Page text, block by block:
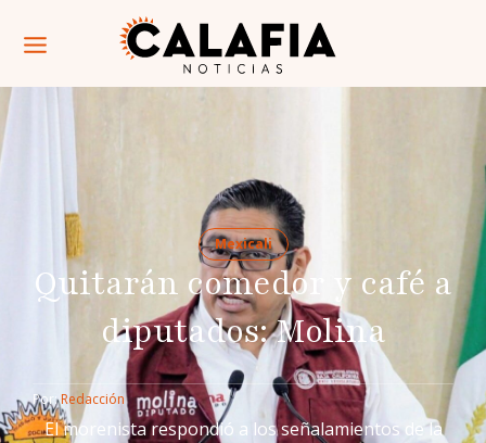
Mexicali
Quitarán comedor y café a
diputados: Molina
Por: Redacción
El morenista respondió a los señalamientos de la